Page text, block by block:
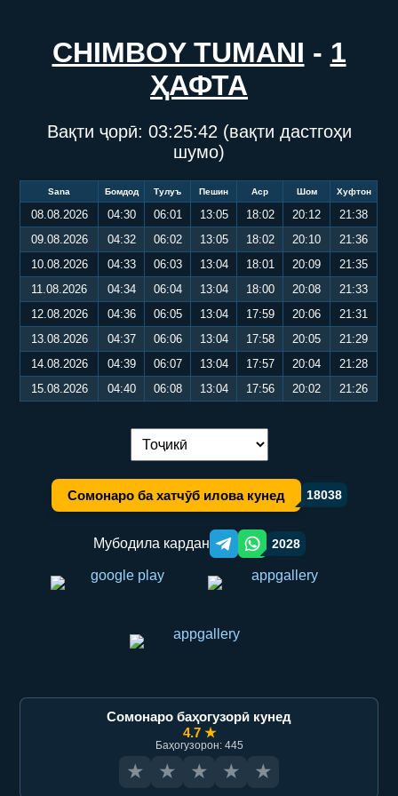
CHIMBOY TUMANI - 1
ҲАФТА
Вақти ҷорӣ: 03:25:42 (вақти дастгоҳи
шумо)
Sana Бомдод Тулуъ Пешин Аср Шом Хуфтон
08.08.2026 04:30 06:01 13:05 18:02 20:12
21:38
09.08.2026
04:32 06:02 13:05 18:02 20:10
21:36
10.08.2026
04:33 06:03 13:04 18:01 20:09
21:35
11.08.2026
04:34 06:04 13:04 18:00 20:08
21:33
12.08.2026
04:36 06:05 13:04 17:59 20:06
21:31
13.08.2026
04:37 06:06 13:04 17:58 20:05
21:29
14.08.2026
04:39 06:07 13:04 17:57 20:04
21:28
15.08.2026
04:40 06:08 13:04 17:56 20:02 21:26
Иваз кардани забон:
Сомонаро ба хатчӯб илова кунед 18038
Мубодила кардан Telegram orqali ulashish
WhatsApp orqali ulashish
2028
Сомонаро баҳогузорӣ кунед
4.7 ★
Баҳогузорон: 445
★ ★ ★ ★ ★